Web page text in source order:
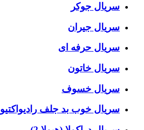
سریال جوکر
سریال جیران
سریال حرفه ای
سریال خاتون
سریال خسوف
سریال خوب بد جلف رادیواکتیو